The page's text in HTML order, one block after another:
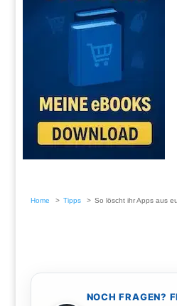
Home Tipps So löscht ihr Apps aus
NOCH FRAGEN?